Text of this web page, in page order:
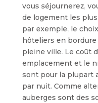
vous séjournerez,
de logement les
par exemple, le
hôteliers en
pleine ville. Le coût
emplacement et le
sont pour la plupart
par nuit. Comme
auberges sont des